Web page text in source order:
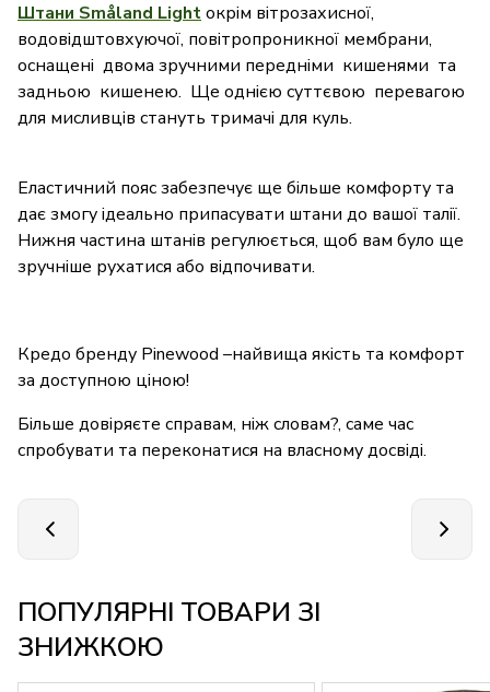
Штани Småland Lightокрім вітрозахисної,
водовідштовхуючої, повітропроникної мембрани,
оснащені двома зручними передніми кишенями та
задньою кишенею. Ще однією суттєвою перевагою
для мисливців стануть тримачі для куль.
Еластичний пояс забезпечує ще більше комфорту та
дає змогу ідеально припасувати штани до вашої талії.
Нижня частина штанів регулюється, щоб вам було ще
зручніше рухатися або відпочивати.
Кредо бренду Pinewood –найвища якість та комфорт
за доступною ціною!
Більше довіряєте справам, ніж словам?, саме час
спробувати та переконатися на власному досвіді.
ПОПУЛЯРНІ ТОВАРИ ЗІ
ЗНИЖКОЮ